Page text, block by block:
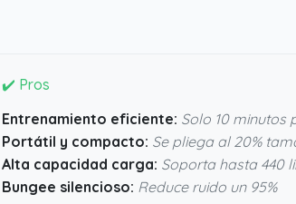
parece
✔️ Pros
Entrenamiento eficiente: Solo 10 minutos
Portátil y compacto: Se pliega al 20%
Alta capacidad carga: Soporta hasta 440
Bungee silencioso: Reduce ruido un 95%